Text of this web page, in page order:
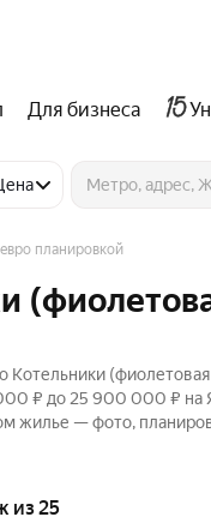
Для бизнеса
планировкой
Котельники
₽ до 25 900 000 ₽
жилье — фото,
из 25